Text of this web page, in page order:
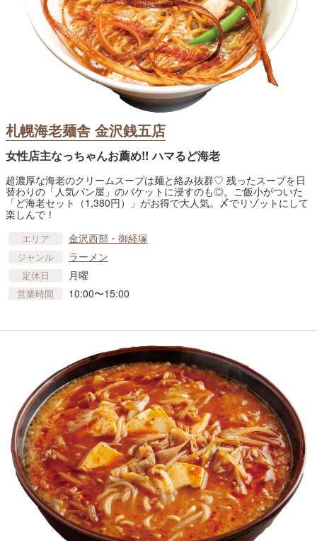
札幌海老麺舎 金沢銭五店
女性店主なっちゃんお薦め!! ハマるど海老
超濃厚な海老のクリームスープは麺と絡み抜群♡ 残ったスープを日
替わりの「人気パン屋」のバケットに浸すのも◎。ご飯小がついた
「ど海老セット（1,380円）」がお得で大人気。〆でリゾットにして
楽しんで！
エリア 金沢西部・御経塚
ジャンル ラーメン
定休日 月曜
営業時間 10:00〜15:00